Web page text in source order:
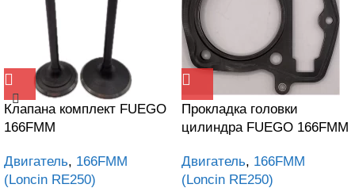
Клапана комплект FUEGO
166FMM
Двигатель, 166FMM
(Loncin RE250)
Прокладка головки
цилиндра FUEGO 166FMM
Двигатель, 166FMM
(Loncin RE250)